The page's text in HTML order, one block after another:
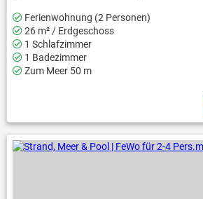
Ferienwohnung (2 Personen)
26 m² / Erdgeschoss
1 Schlafzimmer
1 Badezimmer
Zum Meer 50 m